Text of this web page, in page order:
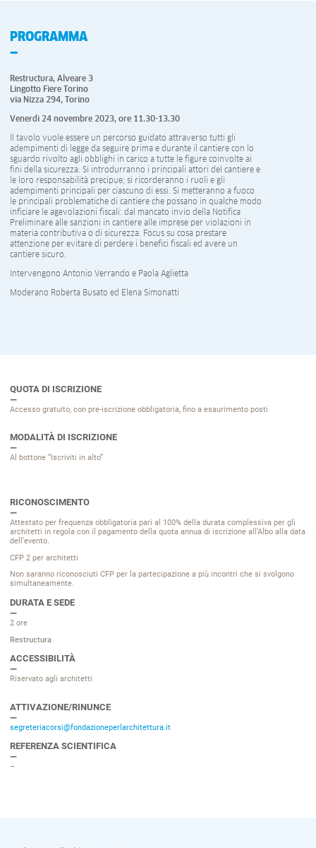
PROGRAMMA
Restructura, Alveare 3
Lingotto Fiere Torino
via Nizza 294, Torino
Venerdì 24 novembre 2023, ore 11.30-13.30
Il tavolo vuole essere un percorso guidato attraverso tutti gli
adempimenti di legge da seguire prima e durante il cantiere con lo
sguardo rivolto agli obblighi in carico a tutte le figure coinvolte ai
fini della sicurezza. Si introdurranno i principali attori del cantiere e
le loro responsabilità precipue; si ricorderanno i ruoli e gli
adempimenti principali per ciascuno di essi. Si metteranno a fuoco
le principali problematiche di cantiere che possano in qualche modo
inficiare le agevolazioni fiscali: dal mancato invio della Notifica
Preliminare alle sanzioni in cantiere alle imprese per violazioni in
materia contributiva o di sicurezza. Focus su cosa prestare
attenzione per evitare di perdere i benefici fiscali ed avere un
cantiere sicuro.
Intervengono Antonio Verrando e Paola Aglietta
Moderano Roberta Busato ed Elena Simonatti
QUOTA DI ISCRIZIONE
Accesso gratuito, con pre-iscrizione obbligatoria, fino a esaurimento posti
MODALITÀ DI ISCRIZIONE
Al bottone “Iscriviti in alto”
RICONOSCIMENTO
Attestato per frequenza obbligatoria pari al 100% della durata complessiva per gli
architetti in regola con il pagamento della quota annua di iscrizione all’Albo alla data
dell’evento.
CFP 2 per architetti
Non saranno riconosciuti CFP per la partecipazione a più incontri che si svolgono
simultaneamente.
DURATA E SEDE
2 ore
Restructura
ACCESSIBILITÀ
Riservato agli architetti
ATTIVAZIONE/RINUNCE
segreteriacorsi@fondazioneperlarchitettura.it
REFERENZA SCIENTIFICA
–